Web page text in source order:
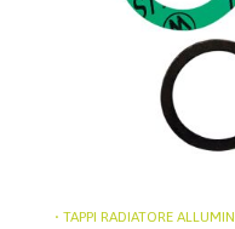
• TAPPI RADIATORE